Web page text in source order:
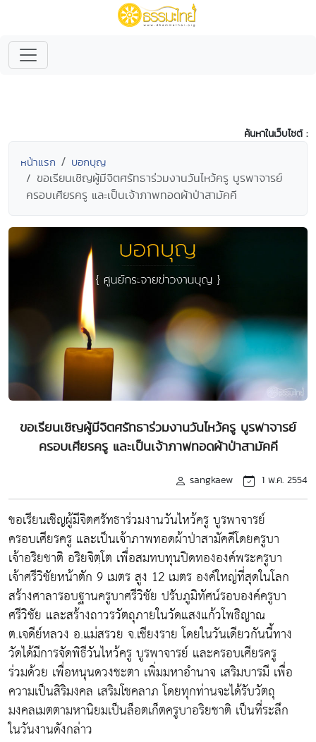
ค้นหาในเว็บไซต์ :
หน้าแรก บอกบุญ
ขอเรียนเชิญผู้มีจิตศรัทธาร่วมงานวันไหว้ครู บูรพาจารย์
ครอบเศียรครู และเป็นเจ้าภาพทอดผ้าป่าสามัคคี
ขอเรียนเชิญผู้มีจิตศรัทธาร่วมงานวันไหว้ครู บูรพาจารย์
ครอบเศียรครู และเป็นเจ้าภาพทอดผ้าป่าสามัคคี
sangkaew 1 พ.ค. 2554
ขอเรียนเชิญผู้มีจิตศรัทธาร่วมงานวันไหว้ครู บูรพาจารย์
ครอบเศียรครู และเป็นเจ้าภาพทอดผ้าป่าสามัคคีโดยครูบา
เจ้าอริยชาติ อริยจิตฺโต เพื่อสมทบทุนปิดทององค์พระครูบา
เจ้าศรีวิชัยหน้าตัก 9 เมตร สูง 12 เมตร องค์ใหญ่ที่สุดในโลก
สร้างศาลารอบฐานครูบาศรีวิชัย ปรับภูมิทัศน์รอบองค์ครูบา
ศรีวิชัย และสร้างถาวรวัตถุภายในวัดแสงแก้วโพธิญาณ
ต.เจดีย์หลวง อ.แม่สรวย จ.เชียงราย โดยในวันเดียวกันนี้ทาง
วัดได้มีการจัดพิธีวันไหว้ครู บูรพาจารย์ และครอบเศียรครู
ร่วมด้วย เพื่อหนุนดวงชะตา เพิ่มมหาอำนาจ เสริมบารมี เพื่อ
ความเป็นสิริมงคล เสริมโชคลาภ โดยทุกท่านจะได้รับวัตถุ
มงคลเมตตามหานิยมเป็นล็อตเก็ตครูบาอริยชาติ เป็นที่ระลึก
ในวันงานดังกล่าว